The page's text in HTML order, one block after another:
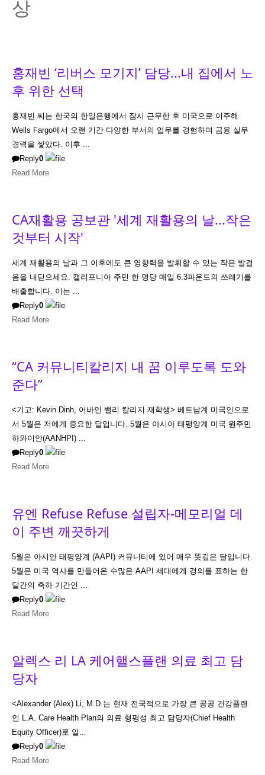
상
홍재빈 ‘리버스 모기지’ 담당...내 집에서 노
후 위한 선택
홍재빈 씨는 한국의 한일은행에서 잠시 근무한 후 미국으로 이주해
Wells Fargo에서 오랜 기간 다양한 부서의 업무를 경험하며 금융 실무
경력을 쌓았다. 이후 ...
Reply0
Read More
CA재활용 공보관 '세계 재활용의 날...작은
것부터 시작'
세계 재활용의 날과 그 이후에도 큰 영향력을 발휘할 수 있는 작은 발걸
음을 내딛으세요. 캘리포니아 주민 한 명당 매일 6.3파운드의 쓰레기를
배출합니다. 이는 ...
Reply0
Read More
“CA 커뮤니티칼리지 내 꿈 이루도록 도와
준다”
<기고: Kevin Dinh, 어바인 밸리 칼리지 재학생> 베트남계 미국인으로
서 5월은 저에게 중요한 달입니다. 5월은 아시아 태평양계 미국 원주민
하와이안(AANHPI) ...
Reply0
Read More
유엔 Refuse Refuse 설립자-메모리얼 데
이 주변 깨끗하게
5월은 아시안 태평양계 (AAPI) 커뮤니티에 있어 매우 뜻깊은 달입니다.
5월은 미국 역사를 만들어온 수많은 AAPI 세대에게 경의를 표하는 한
달간의 축하 기간인 ...
Reply0
Read More
알렉스 리 LA 케어핼스플랜 의료 최고 담
당자
<Alexander (Alex) Li, M.D.는 현재 전국적으로 가장 큰 공공 건강플랜
인 L.A. Care Health Plan의 의료 형평성 최고 담당자(Chief Health
Equity Officer)로 일...
Reply0
Read More